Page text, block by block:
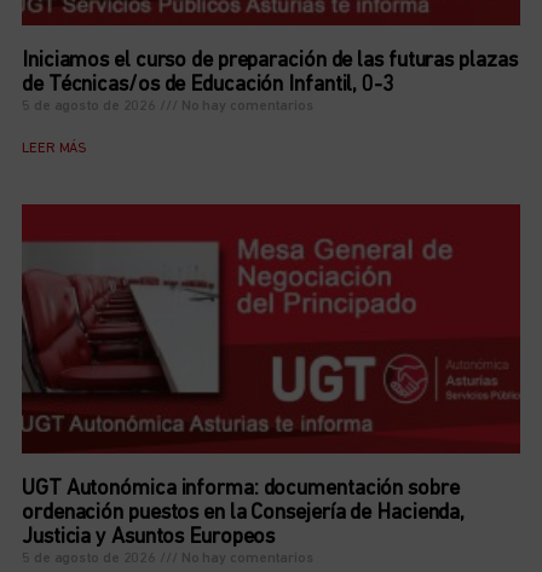
Iniciamos el curso de preparación de las futuras plazas
de Técnicas/os de Educación Infantil, 0-3
5 de agosto de 2026 No hay comentarios
LEER MÁS
UGT Autonómica informa: documentación sobre
ordenación puestos en la Consejería de Hacienda,
Justicia y Asuntos Europeos
5 de agosto de 2026 No hay comentarios